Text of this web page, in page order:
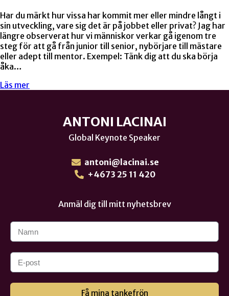
Har du märkt hur vissa har kommit mer eller mindre långt i
sin utveckling, vare sig det är på jobbet eller privat? Jag har
längre observerat hur vi människor verkar gå igenom tre
steg för att gå från junior till senior, nybörjare till mästare
eller adept till mentor. Exempel: Tänk dig att du ska börja
åka…
Läs mer
ANTONI LACINAI
Global Keynote Speaker
antoni@lacinai.se
+4673 25 11 420
Anmäl dig till mitt nyhetsbrev
Få mina tankefrön